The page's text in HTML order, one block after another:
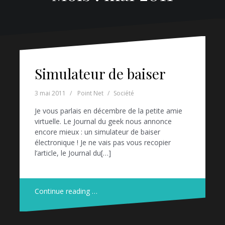
Simulateur de baiser
3 mai 2011 Point Net Société
Je vous parlais en décembre de la petite amie
virtuelle. Le Journal du geek nous annonce
encore mieux : un simulateur de baiser
électronique ! Je ne vais pas vous recopier
l’article, le Journal du[…]
Continue reading …